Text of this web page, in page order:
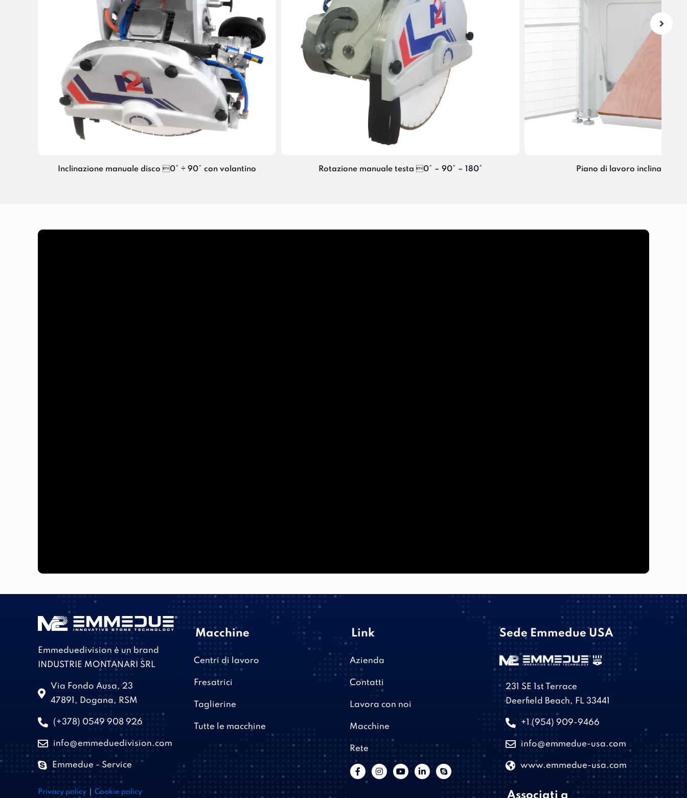
Inclinazione manuale disco 0° ÷ 90° con volantino Rotazione manuale testa 0° – 90° – 180° Piano di lavoro inclinabile
Emmeduedivision è un brand
INDUSTRIE MONTANARI SRL
Via Fondo Ausa, 23
47891, Dogana, RSM
(+378) 0549 908 926
info@emmeduedivision.com
Emmedue - Service
Privacy policy | Cookie policy
Macchine
Centri di lavoro
Fresatrici
Taglierine
Tutte le macchine
Link
Azienda
Contatti
Lavora con noi
Macchine
Rete
Sede Emmedue USA
231 SE 1st Terrace
Deerfield Beach, FL 33441
+1 (954) 909-9466
info@emmedue-usa.com
www.emmedue-usa.com
Associati a